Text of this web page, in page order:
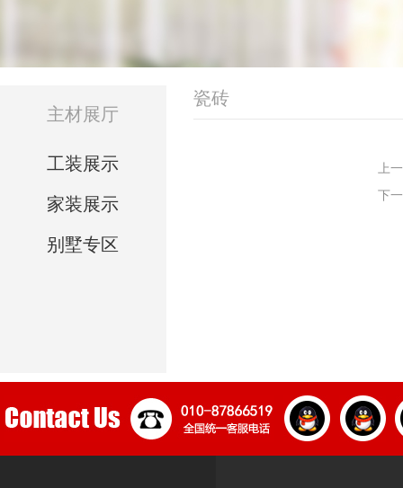
主材展厅
工装展示
家装展示
别墅专区
瓷砖
上
下